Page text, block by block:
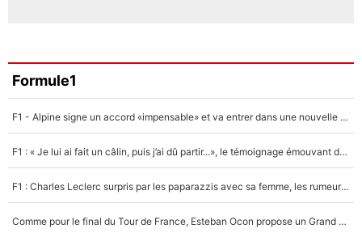
Formule1
F1 - Alpine signe un accord «impensable» et va entrer dans une nouvelle dimension : Grande nouvelle pour Pierre Gasly !
F1 : « Je lui ai fait un câlin, puis j’ai dû partir...», le témoignage émouvant de Max Verstappen sur sa fille
F1 : Charles Leclerc surpris par les paparazzis avec sa femme, les rumeurs étaient vraies !
Comme pour le final du Tour de France, Esteban Ocon propose un Grand Prix de Formule 1 à Paris : «Autour de l’Arc de Triomphe, ce serait génial» !